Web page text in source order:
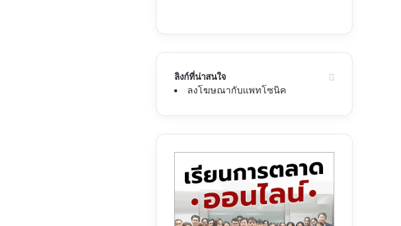
ลิงก์ที่น่าสนใจ
ลงโฆษณากับแพทโซนิค